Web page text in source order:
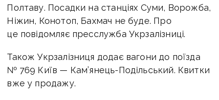
Полтаву. Посадки на станціях Суми, Ворожба,
Ніжин, Конотоп, Бахмач не буде. Про
це повідомляє пресслужба Укрзалізниці.
Також Укрзалізниця додає вагони до поїзда
№ 769 Київ — Кам’янець-Подільський. Квитки
вже у продажу.